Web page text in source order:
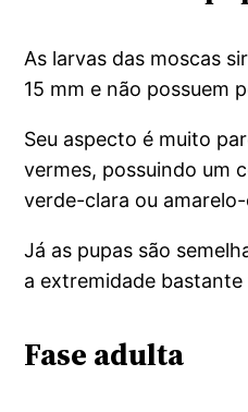
As larvas das moscas
15 mm e não possuem
Seu aspecto é muito
vermes, possuindo um
verde-clara ou
Já as pupas são
a extremidade bastante
Fase adulta